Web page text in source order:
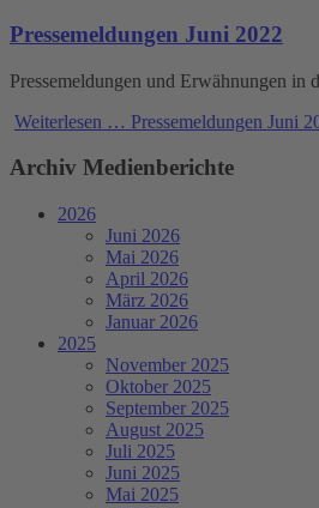
Pressemeldungen Juni 2022
Pressemeldungen und Erwähnungen in
Weiterlesen … Pressemeldungen Juni
Archiv Medienberichte
2026
Juni 2026
Mai 2026
April 2026
März 2026
Januar 2026
2025
November 2025
Oktober 2025
September 2025
August 2025
Juli 2025
Juni 2025
Mai 2025